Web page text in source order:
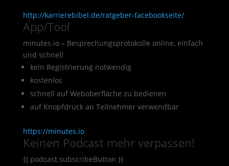
http://karrierebibel.de/ratgeber-facebookseite/
App/Tool
minutes.io – Besprechungsprotokolle online, einfach
und schnell
kein Registrierung notwendig
kostenlos
schnell auf Weboberfläche zu bedienen
auf Knopfdruck an Teilnehmer verwendbar
https://minutes.io
Keinen Podcast mehr verpassen!
{{ podcast.subscribeButton }}